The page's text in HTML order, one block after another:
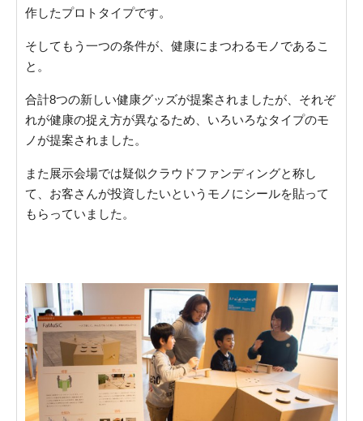
作したプロトタイプです。
そしてもう一つの条件が、健康にまつわるモノであるこ
と。
合計8つの新しい健康グッズが提案されましたが、それぞ
れが健康の捉え方が異なるため、いろいろなタイプのモ
ノが提案されました。
また展示会場では疑似クラウドファンディングと称し
て、お客さんが投資したいというモノにシールを貼って
もらっていました。